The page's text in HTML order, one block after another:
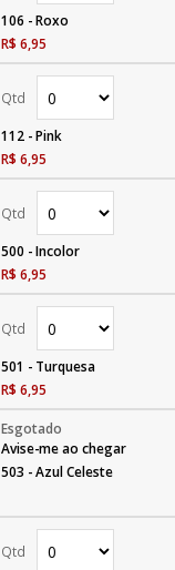
106 - Roxo
R$ 6,95
112 - Pink
R$ 6,95
500 - Incolor
R$ 6,95
501 - Turquesa
R$ 6,95
Avise-me ao chegar
503 - Azul Celeste